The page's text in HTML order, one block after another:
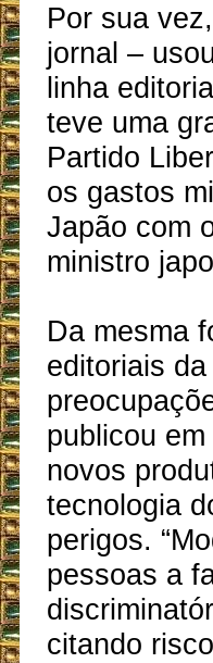
Por sua
jornal –
linha
teve uma
Partido
os gastos
Japão com
ministro
Da mesma
editoriais
publicou
novos
tecnologia
perigos.
pessoas a
citando